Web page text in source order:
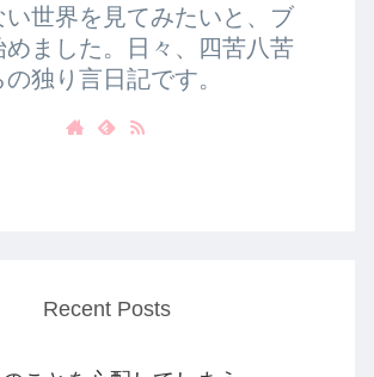
い世界を見てみたいと、ブ
めました。日々、四苦八苦
の独り言日記です。
Recent Posts